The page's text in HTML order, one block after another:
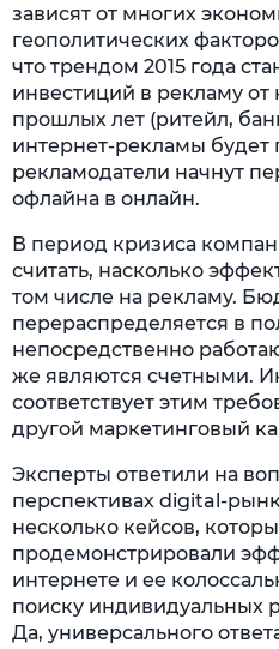
зависят от многих
геополитических
что трендом 2015 года
инвестиций в рекламу
прошлых лет (ритейл,
интернет-рекламы будет
рекламодатели начнут
офлайна в онлайн.
В период кризиса
считать, насколько
том числе на рекламу.
перераспределяется в
непосредственно
же являются счетными.
соответствует этим
другой маркетинговый
Эксперты ответили на
перспективах digital-
несколько кейсов,
продемонстрировали
интернете и ее
поиску индивидуальных
Да, универсального